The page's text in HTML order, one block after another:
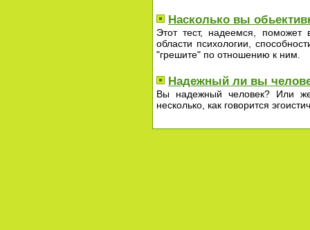
Насколько вы
Этот тест, надеемся, поможет
области психологии,
"грешите" по отношению к ним.
Надежный ли вы
Вы надежный человек? Или
несколько, как говорится